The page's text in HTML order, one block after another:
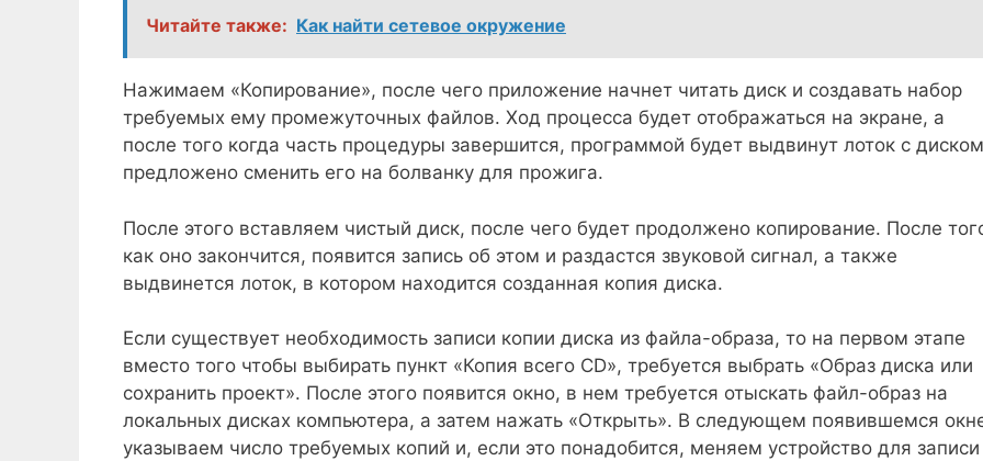
Читайте также: Как найти сетевое окружение
Нажимаем «Копирование», после чего приложение начнет читать диск и создавать набор
требуемых ему промежуточных файлов. Ход процесса будет отображаться на экране, а
после того когда часть процедуры завершится, программой будет выдвинут лоток с
предложено сменить его на болванку для прожига.
После этого вставляем чистый диск, после чего будет продолжено копирование. После
как оно закончится, появится запись об этом и раздастся звуковой сигнал, а также
выдвинется лоток, в котором находится созданная копия диска.
Если существует необходимость записи копии диска из файла-образа, то на первом этапе
вместо того чтобы выбирать пункт «Копия всего CD», требуется выбрать «Образ диска или
сохранить проект». После этого появится окно, в нем требуется отыскать файл-образ на
локальных дисках компьютера, а затем нажать «Открыть». В следующем появившемся
указываем число требуемых копий и, если это понадобится, меняем устройство для